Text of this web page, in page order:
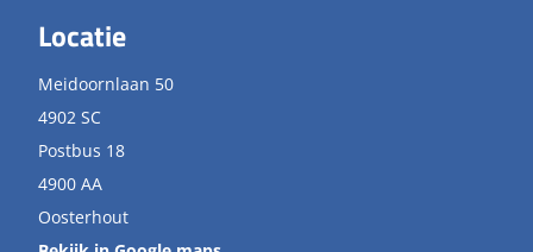
Locatie
Meidoornlaan 50
4902 SC
Postbus 18
4900 AA
Oosterhout